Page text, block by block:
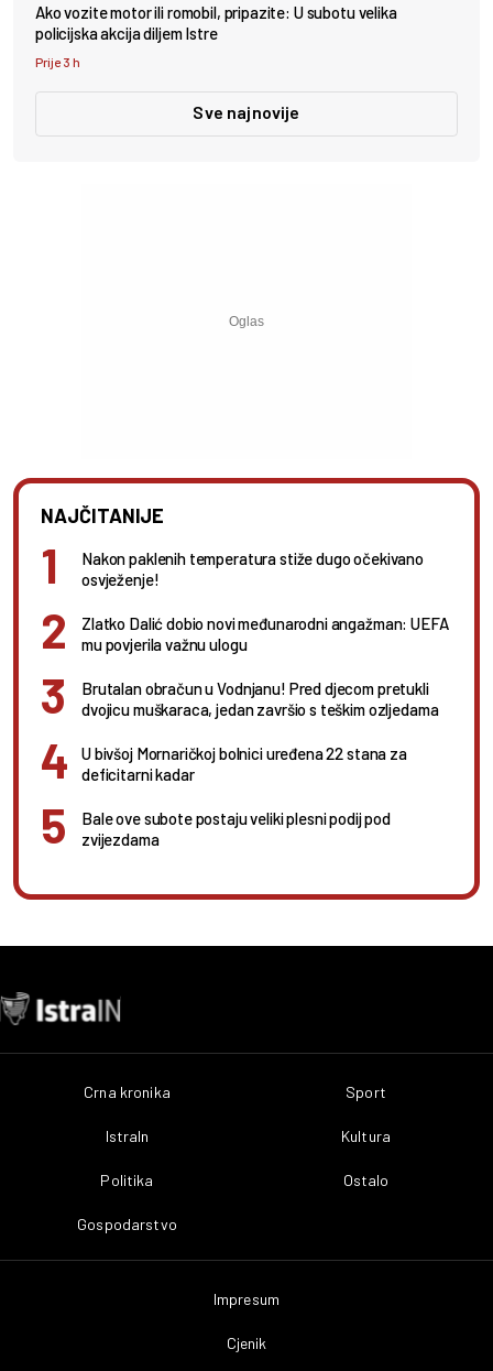
Ako vozite motor ili romobil, pripazite: U subotu velika
policijska akcija diljem Istre
Prije 3 h
Sve najnovije
NAJČITANIJE
Nakon paklenih temperatura stiže dugo očekivano
osvježenje!
Zlatko Dalić dobio novi međunarodni angažman: UEFA
mu povjerila važnu ulogu
Brutalan obračun u Vodnjanu! Pred djecom pretukli
dvojicu muškaraca, jedan završio s teškim ozljedama
U bivšoj Mornaričkoj bolnici uređena 22 stana za
deficitarni kadar
Bale ove subote postaju veliki plesni podij pod
zvijezdama
Crna kronika
IstraIn
Politika
Gospodarstvo
Sport
Kultura
Ostalo
Impresum
Cjenik